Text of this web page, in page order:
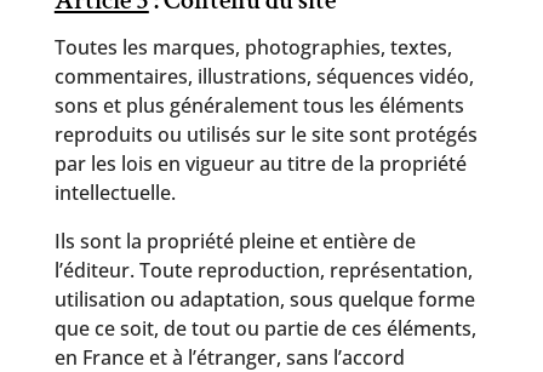
Toutes les marques, photographies, textes,
commentaires, illustrations, séquences vidéo,
sons et plus généralement tous les éléments
reproduits ou utilisés sur le site sont protégés
par les lois en vigueur au titre de la propriété
intellectuelle.
Ils sont la propriété pleine et entière de
l’éditeur. Toute reproduction, représentation,
utilisation ou adaptation, sous quelque forme
que ce soit, de tout ou partie de ces éléments,
en France et à l’étranger, sans l’accord